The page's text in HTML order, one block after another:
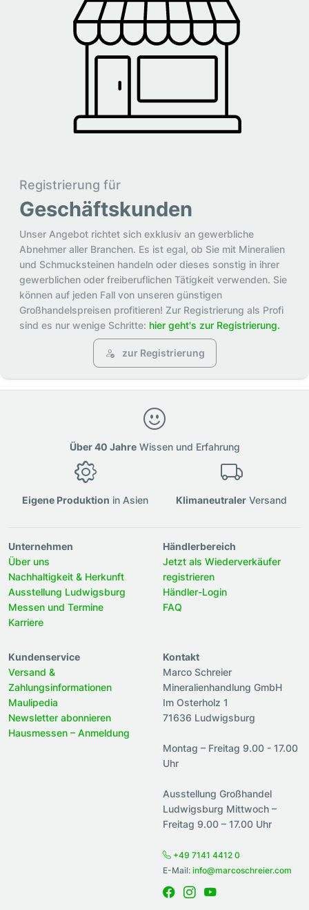
Registrierung für
Geschäftskunden
Unser Angebot richtet sich exklusiv an gewerbliche
Abnehmer aller Branchen. Es ist egal, ob Sie mit Mineralien
und Schmucksteinen handeln oder dieses sonstig in ihrer
gewerblichen oder freiberuflichen Tätigkeit verwenden. Sie
können auf jeden Fall von unseren günstigen
Großhandelspreisen profitieren! Zur Registrierung als Profi
sind es nur wenige Schritte: hier geht's zur Registrierung.
zur Registrierung
Über 40 JahreWissen und Erfahrung
Eigene Produktion in Asien Klimaneutraler Versand
Unternehmen
Über uns
Nachhaltigkeit & Herkunft
Ausstellung Ludwigsburg
Messen und Termine
Karriere
Händlerbereich
Jetzt als Wiederverkäufer
registrieren
Händler-Login
FAQ
Kundenservice
Versand &
Zahlungsinformationen
Maulipedia
Newsletter abonnieren
Hausmessen – Anmeldung
Kontakt
Marco Schreier
Mineralienhandlung GmbH
Im Osterholz 1
71636 Ludwigsburg
Montag – Freitag 9.00 - 17.00
Uhr
Ausstellung Großhandel
Ludwigsburg Mittwoch –
Freitag 9.00 – 17.00 Uhr
+49 7141 4412 0
E-Mail: info@marcoschreier.com